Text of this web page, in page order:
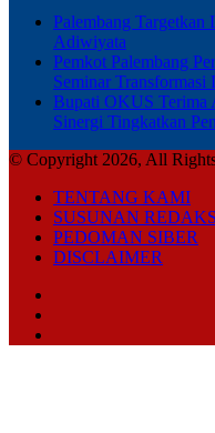
TENTANG KAMI
SUSUNAN REDAKSI
PEDOMAN SIBER
DISCLAIMER
Facebook
RSS
Facebook
Twitter
WhatsApp
Telegram
Back
button